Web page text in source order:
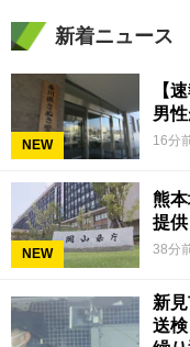
新着ニュース
NEW
【
男
16分
NEW
熊
提
38分
新
送